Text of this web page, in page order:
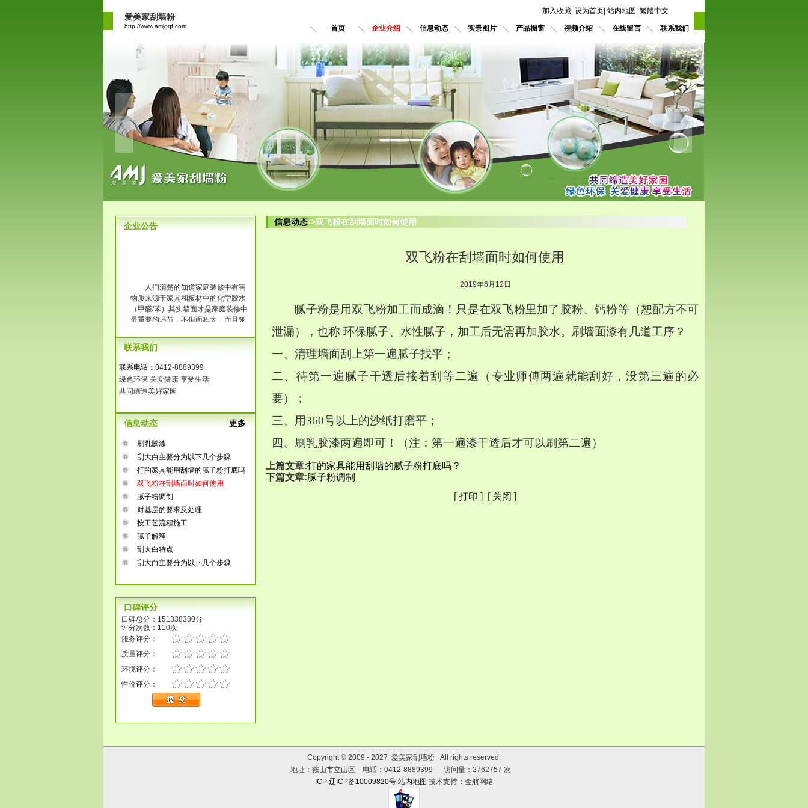
爱美家刮墙粉
http://www.amjgqf.com
加入收藏 设为首页 站内地图 繁體中文
首页 企业介绍 信息动态 实景图片 产品橱窗 视频介绍 在线留言 联系我们
企业公告
人们清楚的知道家庭装修中有害
物质来源于家具和板材中的化学胶水
（甲醛/苯）其实墙面才是家庭装修中
最重要的环节，不但面积大，而且笼
量的化学胶水，它的释放时间长达3-8
年，长时间在一个污染的环境中生
联系我们
联系电话： 0412-8889399
绿色环保 关爱健康 享受生活
共同缔造美好家园
更多
信息动态
刷乳胶漆
刮大白主要分为以下几个步骤
打的家具能用刮墙的腻子粉打底吗
双飞粉在刮墙面时如何使用
腻子粉调制
对基层的要求及处理
按工艺流程施工
腻子解释
刮大白特点
刮大白主要分为以下几个步骤
口碑评分
口碑总分：151338380分
评分次数：110次
服务评分：
质量评分：
环境评分：
性价评分：
信息动态->双飞粉在刮墙面时如何使用
双飞粉在刮墙面时如何使用
2019年6月12日
腻子粉是用双飞粉加工而成滴！只是在双飞粉里加了胶粉、钙粉等（恕配方不可
泄漏），也称 环保腻子、水性腻子，加工后无需再加胶水。刷墙面漆有几道工序？
一、清理墙面刮上第一遍腻子找平；
二、待第一遍腻子干透后接着刮等二遍（专业师傅两遍就能刮好，没第三遍的必
要）；
三、用360号以上的沙纸打磨平；
四、刷乳胶漆两遍即可！（注：第一遍漆干透后才可以刷第二遍）
上篇文章:打的家具能用刮墙的腻子粉打底吗？
下篇文章:腻子粉调制
[打印 ] [ 关闭 ]
Copyright © 2009 - 2027 爱美家刮墙粉 All rights reserved.
地址：鞍山市立山区 电话：0412-8889399 访问量：2762757 次
ICP:辽ICP备10009820号 站内地图 技术支持：金航网络